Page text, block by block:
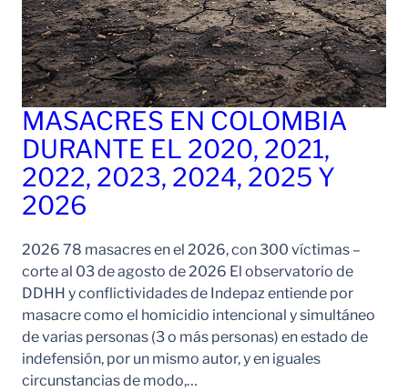
MASACRES EN COLOMBIA
DURANTE EL 2020, 2021,
2022, 2023, 2024, 2025 Y
2026
2026 78 masacres en el 2026, con 300 víctimas –
corte al 03 de agosto de 2026 El observatorio de
DDHH y conflictividades de Indepaz entiende por
masacre como el homicidio intencional y simultáneo
de varias personas (3 o más personas) en estado de
indefensión, por un mismo autor, y en iguales
circunstancias de modo,…